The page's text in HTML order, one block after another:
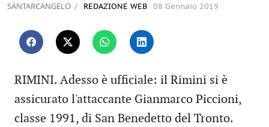
SANTARCANGELO REDAZIONE WEB 08 Gennaio 2019
RIMINI. Adesso è ufficiale: il Rimini si è
assicurato l'attaccante Gianmarco Piccioni,
classe 1991, di San Benedetto del Tronto.